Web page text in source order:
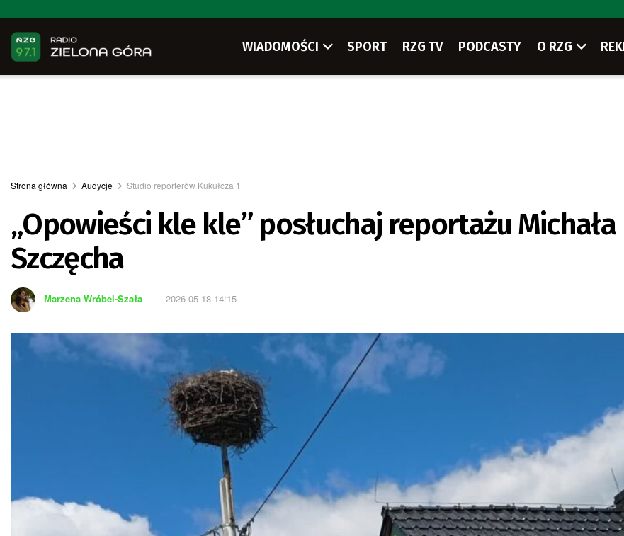
WIADOMOŚCI SPORT RZG TV PODCASTY O RZG
Strona główna Audycje Studio reporterów Kukułcza 1
„Opowieści kle kle” posłuchaj reportażu Michała
Szczęcha
Marzena Wróbel-Szała 2026-05-18 14:15